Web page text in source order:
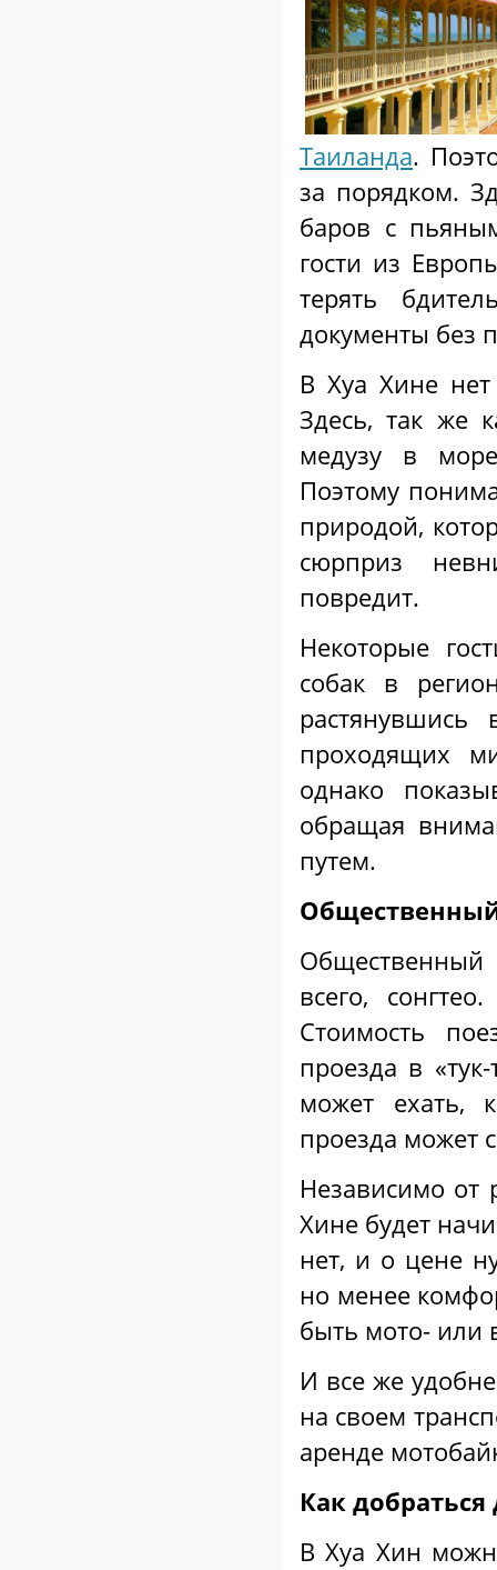
Таиланда.
за порядком.
баров с
гости из
терять
документы без
В Хуа Хине нет
Здесь, так же
медузу в
Поэтому
природой,
сюрприз
повредит.
Некоторые
собак в
проходящих
однако
обращая
путем.
всего,
Стоимость
проезда в
может ехать,
проезда может
Независимо от
Хине будет
нет, и о цене
но менее
быть мото- или
И все же
на своем
аренде
Как
В Хуа Хин